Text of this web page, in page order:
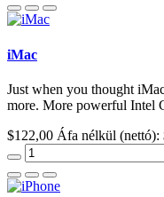
iMac
Just when you thought
more. More powerful Intel
$122,00 Áfa nélkül (nettó):